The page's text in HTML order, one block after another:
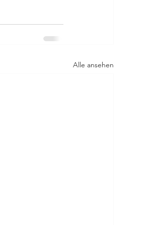
Alle ansehen